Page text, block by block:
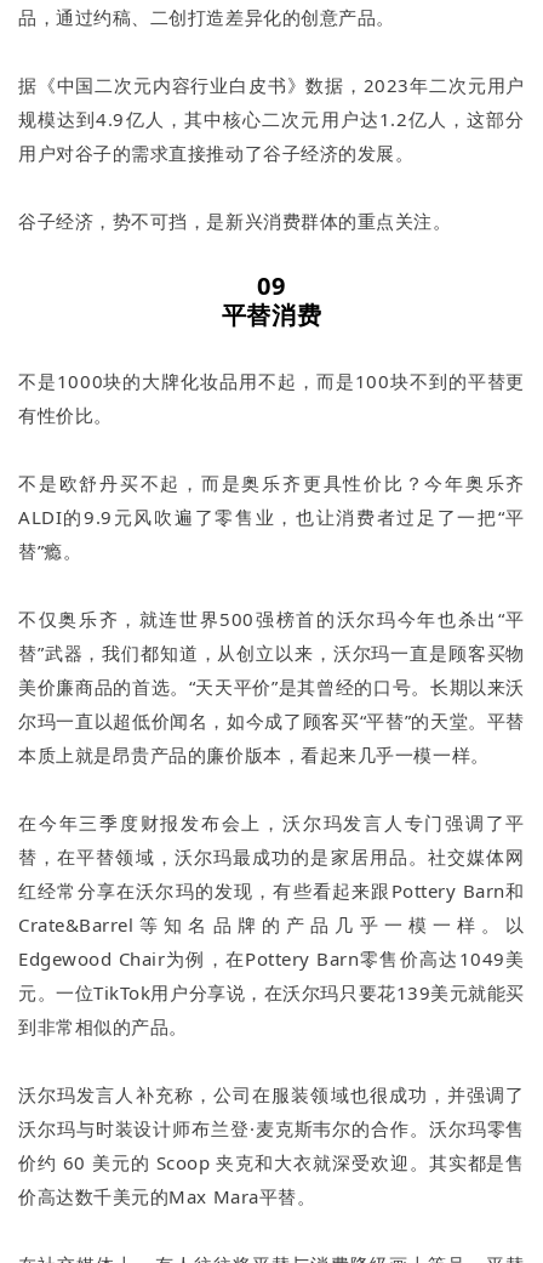
品，通过约稿、二创打造差异化的创意产品。
据《中国二次元内容行业白皮书》数据，2023年二次元用户
规模达到4.9亿人，其中核心二次元用户达1.2亿人，这部分
用户对谷子的需求直接推动了谷子经济的发展。
谷子经济，势不可挡，是新兴消费群体的重点关注。
09
平替消费
不是1000块的大牌化妆品用不起，而是100块不到的平替更
有性价比。
不是欧舒丹买不起，而是奥乐齐更具性价比？今年奥乐齐
ALDI的9.9元风吹遍了零售业，也让消费者过足了一把“平
替”瘾。
不仅奥乐齐，就连世界500强榜首的沃尔玛今年也杀出“平
替”武器，我们都知道，从创立以来，沃尔玛一直是顾客买物
美价廉商品的首选。“天天平价”是其曾经的口号。长期以来沃
尔玛一直以超低价闻名，如今成了顾客买“平替”的天堂。平替
本质上就是昂贵产品的廉价版本，看起来几乎一模一样。
在今年三季度财报发布会上，沃尔玛发言人专门强调了平
替，在平替领域，沃尔玛最成功的是家居用品。社交媒体网
红经常分享在沃尔玛的发现，有些看起来跟Pottery Barn和
Crate&Barrel等知名品牌的产品几乎一模一样。以
Edgewood Chair为例，在Pottery Barn零售价高达1049美
元。一位TikTok用户分享说，在沃尔玛只要花139美元就能买
到非常相似的产品。
沃尔玛发言人补充称，公司在服装领域也很成功，并强调了
沃尔玛与时装设计师布兰登·麦克斯韦尔的合作。沃尔玛零售
价约 60 美元的 Scoop 夹克和大衣就深受欢迎。其实都是售
价高达数千美元的Max Mara平替。